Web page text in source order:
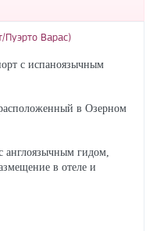
Пуэрто Варас)
с испаноязычным
в Озерном
англоязычным гидом,
в отеле и